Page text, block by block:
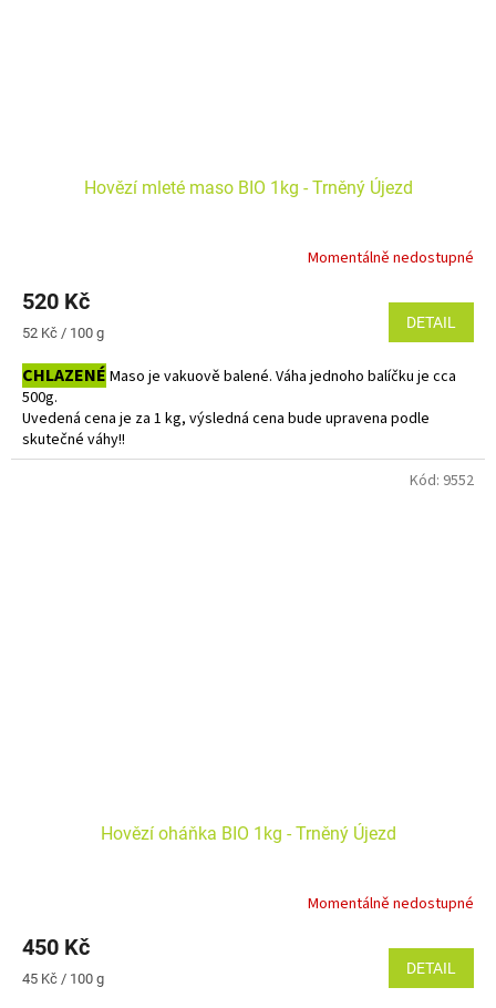
Hovězí mleté maso BIO 1kg - Trněný Újezd
Momentálně nedostupné
520 Kč
Měrná
52 Kč / 100 g
DETAIL
CHLAZENÉ Maso je vakuově balené. Váha jednoho balíčku je cca
500g.
Uvedená cena je za 1 kg, výsledná cena bude upravena podle
skutečné váhy!!
Do košíku vkládejte počet balení.
Hovězí oháňka BIO 1kg - Trněný Újezd
Momentálně nedostupné
450 Kč
Měrná
45 Kč / 100 g
DETAIL
Kód: 9552